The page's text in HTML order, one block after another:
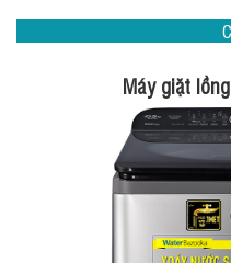
Máy giặt